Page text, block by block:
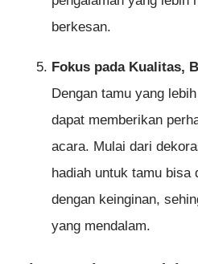
berkesan.
Fokus pada Kualitas,
Dengan tamu yang
dapat memberikan
acara. Mulai dari
hadiah untuk tamu bisa
dengan keinginan,
yang mendalam.